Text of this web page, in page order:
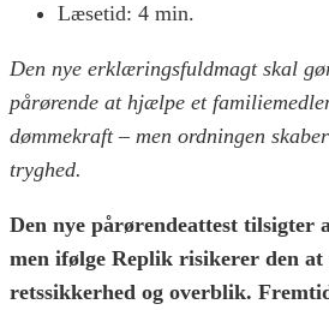
Læsetid: 4 min.
Den nye erklæringsfuldmagt skal
pårørende at hjælpe et
dømmekraft – men ordningen
tryghed.
Den nye pårørendeattest tilsigter
men ifølge Replik risikerer den at
retssikkerhed og overblik.